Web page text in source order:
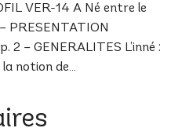
VER-14 A Né entre le
PRESENTATION
2 – GENERALITES L’inné :
la notion de…